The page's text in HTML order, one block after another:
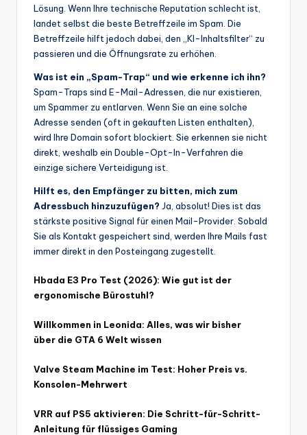
Lösung. Wenn Ihre technische Reputation schlecht ist,
landet selbst die beste Betreffzeile im Spam. Die
Betreffzeile hilft jedoch dabei, den „KI-Inhaltsfilter“ zu
passieren und die Öffnungsrate zu erhöhen.
Was ist ein „Spam-Trap“ und wie erkenne ich ihn?
Spam-Traps sind E-Mail-Adressen, die nur existieren,
um Spammer zu entlarven. Wenn Sie an eine solche
Adresse senden (oft in gekauften Listen enthalten),
wird Ihre Domain sofort blockiert. Sie erkennen sie nicht
direkt, weshalb ein Double-Opt-In-Verfahren die
einzige sichere Verteidigung ist.
Hilft es, den Empfänger zu bitten, mich zum
Adressbuch hinzuzufügen? Ja, absolut! Dies ist das
stärkste positive Signal für einen Mail-Provider. Sobald
Sie als Kontakt gespeichert sind, werden Ihre Mails fast
immer direkt in den Posteingang zugestellt.
Hbada E3 Pro Test (2026): Wie gut ist der
ergonomische Bürostuhl?
Willkommen in Leonida: Alles, was wir bisher
über die GTA 6 Welt wissen
Valve Steam Machine im Test: Hoher Preis vs.
Konsolen-Mehrwert
VRR auf PS5 aktivieren: Die Schritt-für-Schritt-
Anleitung für flüssiges Gaming